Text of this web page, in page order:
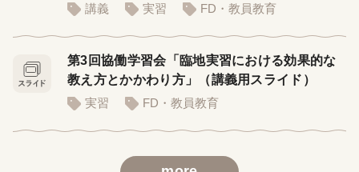
講義
実習 FD・教員教育
第3回協働学習会「臨地実習における効果的な
教え方とかかわり方」（講義用スライド）
実習
FD・教員教育